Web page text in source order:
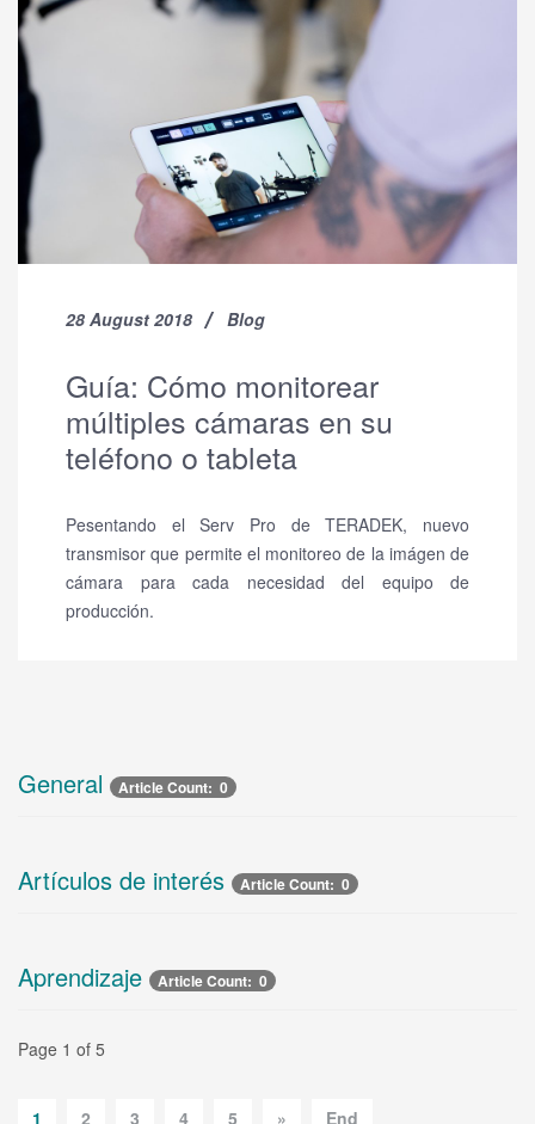
28 August 2018 Blog
Guía: Cómo monitorear
múltiples cámaras en su
teléfono o tableta
Pesentando el Serv Pro de TERADEK, nuevo
transmisor que permite el monitoreo de la imágen de
cámara para cada necesidad del equipo de
producción.
General Article Count: 0
Artículos de interés Article Count: 0
Aprendizaje Article Count: 0
Page 1 of 5
1 2 3 4 5 » End